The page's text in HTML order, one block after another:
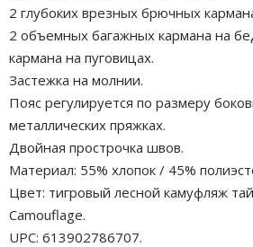
2 глубоких врезных брючных
2 объемных багажных кармана на
кармана на пуговицах.
Застежка на молнии.
Пояс регулируется по размеру
металлических пряжках.
Двойная прострочка швов.
Материал: 55% хлопок / 45%
Цвет: тигровый лесной камуфляж
Camouflage.
UPC: 613902786707.